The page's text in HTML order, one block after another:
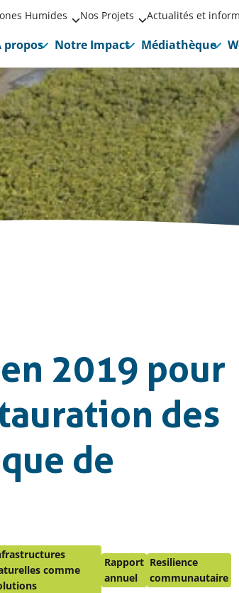
Humides Nos Projets Actualités et
propos Notre Impact Médiathèque
2019 pour
des
de
comme
Rapport
annuel
Resilience
communautaire